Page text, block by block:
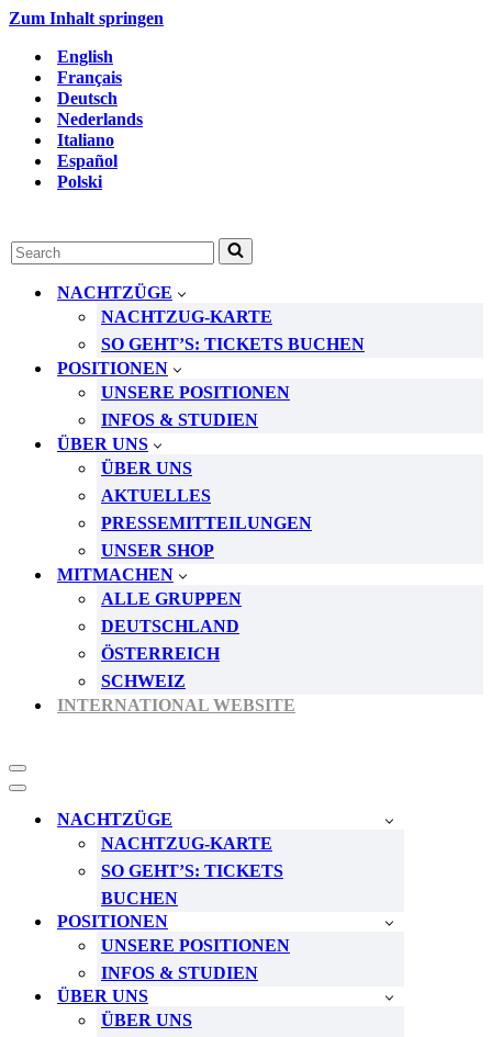
Zum Inhalt springen
English
Français
Deutsch
Nederlands
Italiano
Español
Polski
Suchen
nach …
NACHTZÜGE
NACHTZUG-KARTE
SO GEHT’S: TICKETS BUCHEN
POSITIONEN
UNSERE POSITIONEN
INFOS & STUDIEN
ÜBER UNS
ÜBER UNS
AKTUELLES
PRESSEMITTEILUNGEN
UNSER SHOP
MITMACHEN
ALLE GRUPPEN
DEUTSCHLAND
ÖSTERREICH
SCHWEIZ
INTERNATIONAL WEBSITE
Navigationsmenü
Navigationsmenü
NACHTZÜGE
NACHTZUG-KARTE
SO GEHT’S: TICKETS
BUCHEN
POSITIONEN
UNSERE POSITIONEN
INFOS & STUDIEN
ÜBER UNS
ÜBER UNS